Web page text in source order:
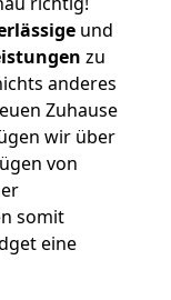
und
zu
anderes
Zuhause
wir über
von
somit
eine